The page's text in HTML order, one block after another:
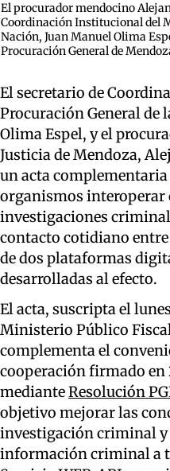
El procurador mendocino
Coordinación Institucional del
Nación, Juan Manuel Olima
Procuración General de
El secretario de
Procuración General de
Olima Espel, y el
Justicia de Mendoza,
un acta
organismos
investigaciones
contacto cotidiano entre
de dos plataformas
desarrolladas al efecto.
El acta, suscripta el
Ministerio Público
complementa el
cooperación firmado en
medianteResolución
objetivo mejorar las
investigación criminal
información criminal a